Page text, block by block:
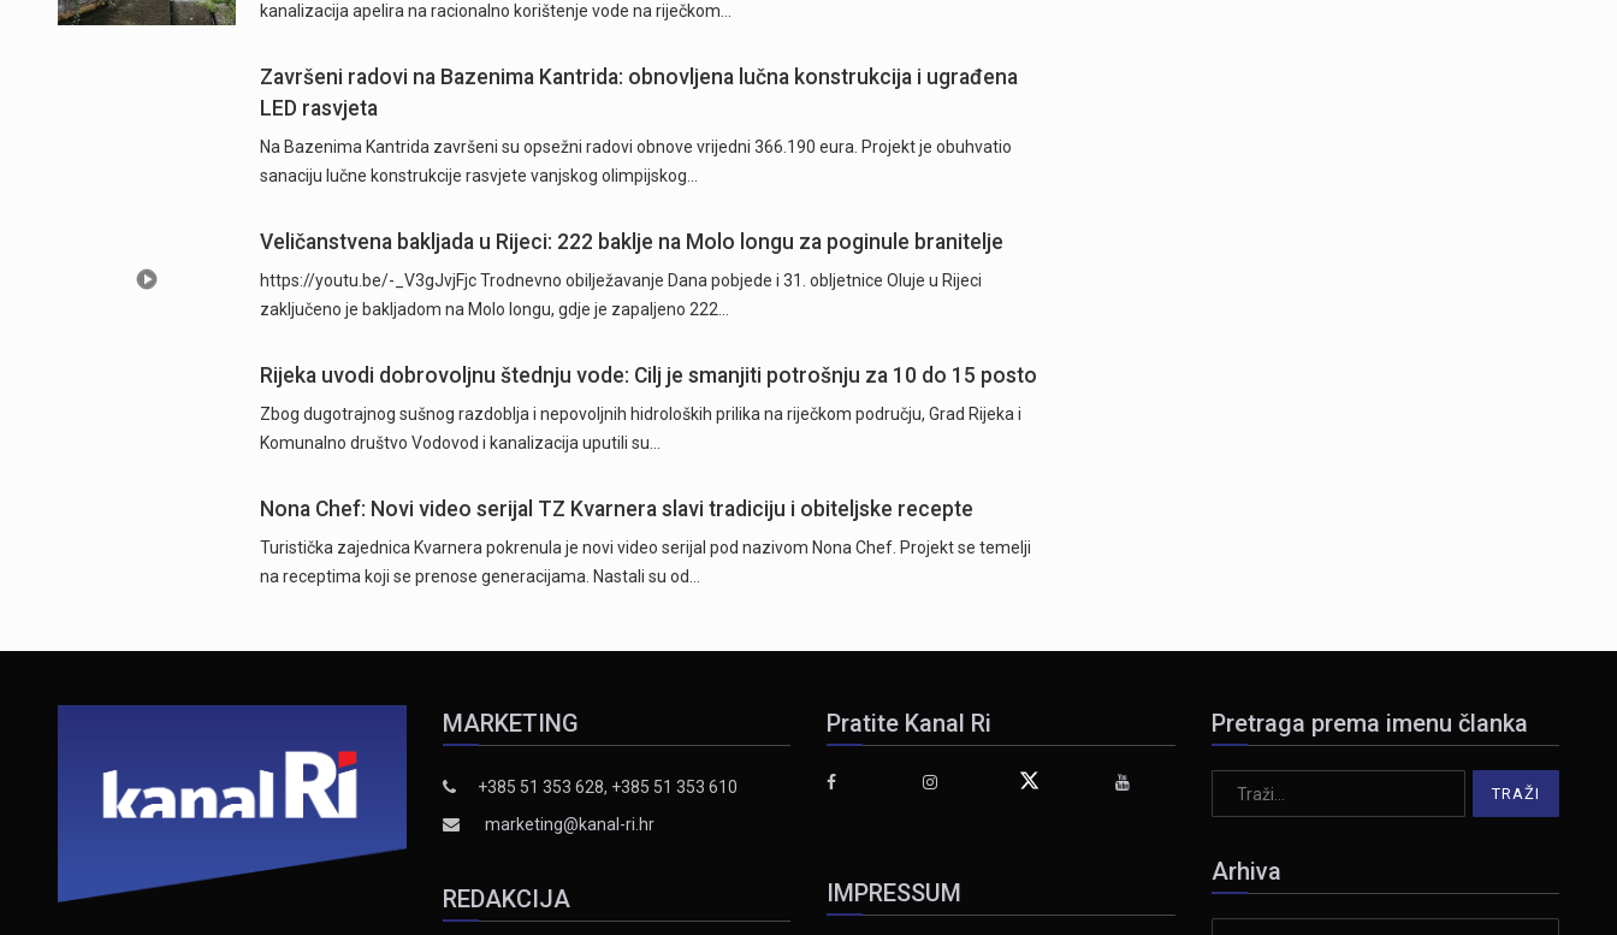
kanalizacija apelira na racionalno korištenje vode na riječkom…
Završeni radovi na Bazenima Kantrida: obnovljena lučna konstrukcija i ugrađena
LED rasvjeta
Na Bazenima Kantrida završeni su opsežni radovi obnove vrijedni 366.190 eura. Projekt je obuhvatio
sanaciju lučne konstrukcije rasvjete vanjskog olimpijskog…
Veličanstvena bakljada u Rijeci: 222 baklje na Molo longu za poginule branitelje
https://youtu.be/-_V3gJvjFjc Trodnevno obilježavanje Dana pobjede i 31. obljetnice Oluje u Rijeci
zaključeno je bakljadom na Molo longu, gdje je zapaljeno 222…
Rijeka uvodi dobrovoljnu štednju vode: Cilj je smanjiti potrošnju za 10 do 15 posto
Zbog dugotrajnog sušnog razdoblja i nepovoljnih hidroloških prilika na riječkom području, Grad Rijeka i
Komunalno društvo Vodovod i kanalizacija uputili su…
Nona Chef: Novi video serijal TZ Kvarnera slavi tradiciju i obiteljske recepte
Turistička zajednica Kvarnera pokrenula je novi video serijal pod nazivom Nona Chef. Projekt se temelji
na receptima koji se prenose generacijama. Nastali su od…
MARKETING
+385 51 353 628, +385 51 353 610
marketing@kanal-ri.hr
REDAKCIJA
Pratite Kanal Ri
IMPRESSUM
Pretraga prema imenu članka
Arhiva